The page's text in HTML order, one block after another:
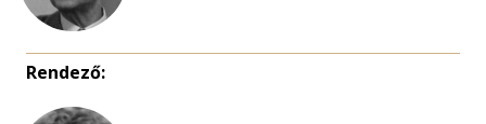
Rendező: